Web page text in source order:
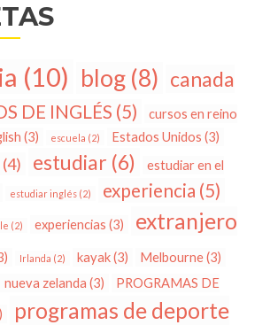
(10) blog(8) canada
DE INGLÉS (5)
cursos en reino
(3) escuela (2) Estados Unidos (3)
(4) estudiar (6)
estudiar en el
estudiar inglés (2) experiencia (5)
(2) experiencias (3)
extranjero
Irlanda (2) kayak(3) Melbourne(3)
nueva zelanda (3) PROGRAMAS DE
programas de deporte